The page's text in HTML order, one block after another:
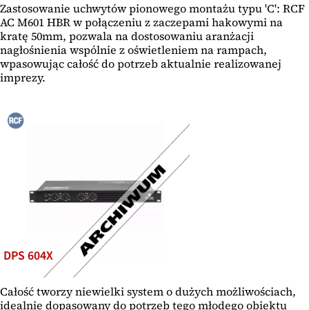
Zastosowanie uchwytów pionowego montażu typu 'C': RCF
AC M601 HBR w połączeniu z zaczepami hakowymi na
kratę 50mm, pozwala na dostosowaniu aranżacji
nagłośnienia wspólnie z oświetleniem na rampach,
wpasowując całość do potrzeb aktualnie realizowanej
imprezy.
DPS 604X
Całość tworzy niewielki system o dużych możliwościach,
idealnie dopasowany do potrzeb tego młodego obiektu